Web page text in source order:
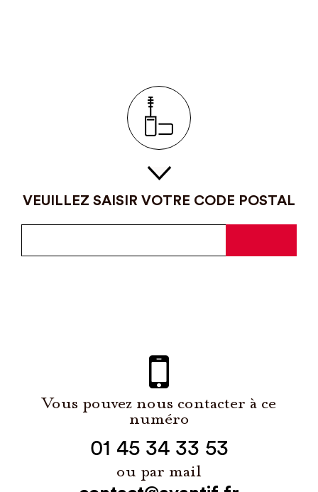
VEUILLEZ SAISIR VOTRE CODE POSTAL
Vous pouvez nous contacter à ce
numéro
01 45 34 33 53
ou par mail